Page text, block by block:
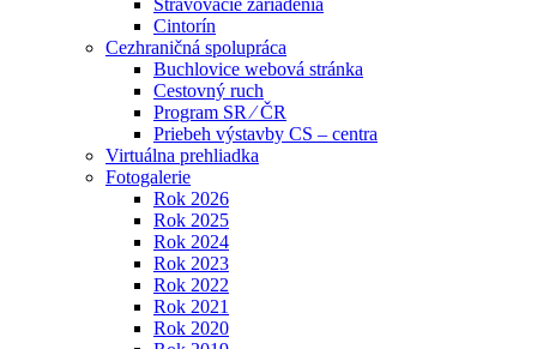
Stravovacie zariadenia
Cintorín
Cezhraničná spolupráca
Buchlovice webová stránka
Cestovný ruch
Program SR ⁄ ČR
Priebeh výstavby CS – centra
Virtuálna prehliadka
Fotogalerie
Rok 2026
Rok 2025
Rok 2024
Rok 2023
Rok 2022
Rok 2021
Rok 2020